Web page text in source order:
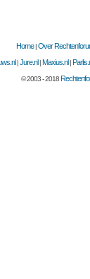
Home|Over
|Jure.nl |Maxius.nl |
© 2003 - 2018